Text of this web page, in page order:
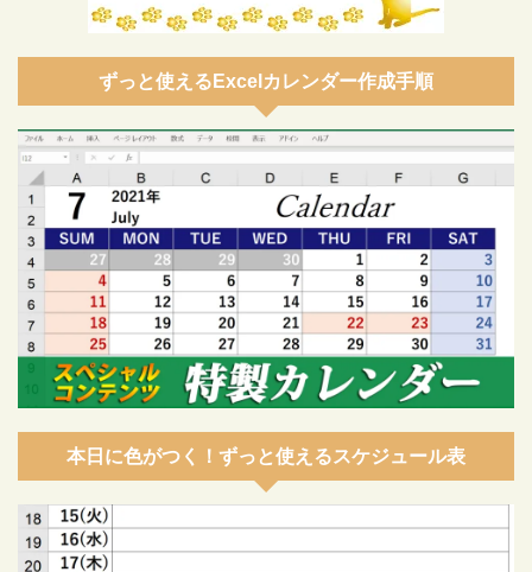
ずっと使えるExcelカレンダー作成手順
本日に色がつく！ずっと使えるスケジュール表